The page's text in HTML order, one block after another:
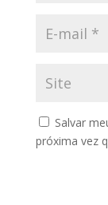
Salvar
próxima vez